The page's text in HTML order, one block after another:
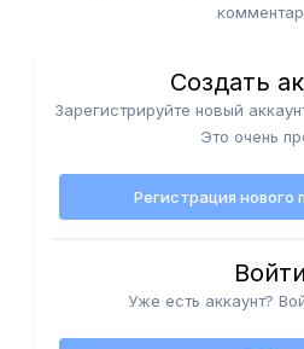
Создать
Зарегистрируйте новый
Это очень
Регистрация нового
Войти
Уже есть аккаунт?